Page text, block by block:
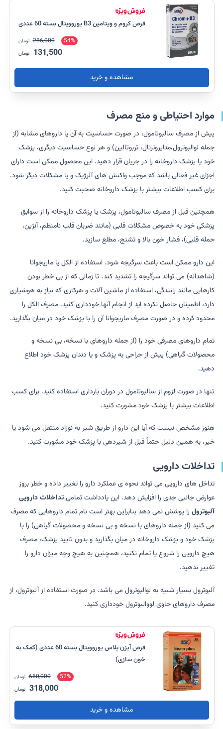
قرص کروم و ویتامین B3 یوروویتال بسته 60 عددی
54%
286,000 تومان
131,500 تومان
مشاهده و خرید
موارد احتیاطی و منع مصرف
پیش از مصرف سالبوتامول، در صورت حساسیت به آن یا داروهای مشابه (از
جمله لوالبوترول،متاپروترنال، تربوتالین) و هر نوع حساسیت دیگری، پزشک
خود یا پزشک داروخانه را در جریان قرار دهید. این محصول ممکن است دارای
اجزای غیر فعالی باشد که موجب واکنش های آلرژیک و یا مشکلات دیگر شود.
برای کسب اطلاعات بیشتر با پزشک داروخانه صحبت کنید.
همچنین قبل از مصرف سالبوتامول، پزشک یا پزشک داروخانه را از سوابق
پزشکی خود به خصوص مشکلات قلبی (مانند ضربان قلب نامنظم، آنژین،
حمله قلبی)، فشار خون بالا و تشنج، مطلع سازید.
این دارو ممکن است باعث سرگیجه شود. استفاده از الکل یا ماریجوانا
(شاهدانه) می تواند سرگیجه را تشدید کند. تا زمانی که از بی خطر بودن
کارهایی مانند رانندگی، استفاده از ماشین آلات و هرکاری که نیاز به هوشیاری
دارد، اطمینان حاصل نکرده اید از انجام آنها خودداری کنید. مصرف الکل را
محدود کرده و در صورت مصرف ماریجوانا آن را با پزشک خود در میان بگذارید.
تمام داروهای مصرفی خود را (از جمله داروهای با نسخه، بی نسخه و
محصولات گیاهی) پیش از جراحی به پزشک و یا دندان پزشک خود اطلاع
دهید.
تنها در صورت لزوم از سالبوتامول در دوران بارداری استفاده کنید. برای کسب
اطلاعات بیشتر با پزشک خود مشورت کنید.
هنوز مشخص نیست که آیا این دارو از طریق شیر به نوزاد منتقل می شود یا
خیر، به همین دلیل حتماً قبل از شیردهی با پزشک خود مشورت کنید.
تداخلات دارویی
تداخل های دارویی می تواند نحوه ی عملکرد دارو را تغییر داده و خطر بروز
عوارض جانبی جدی را افزایش دهد. این یادداشت تمامیتداخلات دارویی
آلبوترول را پوشش نمی دهد بنابراین بهتر است نام تمام داروهایی که مصرف
می کنید (از جمله داروهای با نسخه و بی نسخه و محصولات گیاهی) را با
پزشک خود و پزشک داروخانه در میان بگذارید و بدون تایید پزشک، مصرف
هیچ دارویی را شروع یا تمام نکنید، همچنین به هیچ وجه میزان دارو را
تغییر ندهید.
آلبوترول بسیار شبیه به لوالبوترول می باشد. در صورت استفاده از آلبوترول، از
مصرف داروهای حاوی لووالبوترول خودداری کنید.
قرص آیزن پلاس یوروویتال بسته 60 عددی (کمک به
خون سازی)
52%
660,000 تومان
318,000 تومان
مشاهده و خرید